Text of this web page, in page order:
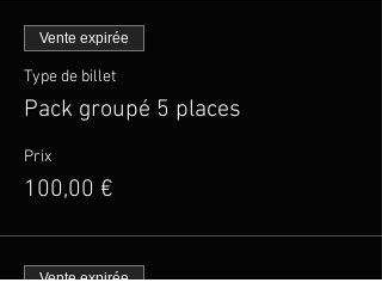
Vente expirée
Type de billet
Pack groupé 5 places
Prix
100,00 €
Vente expirée